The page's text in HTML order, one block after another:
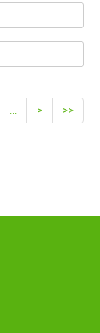
... > >>